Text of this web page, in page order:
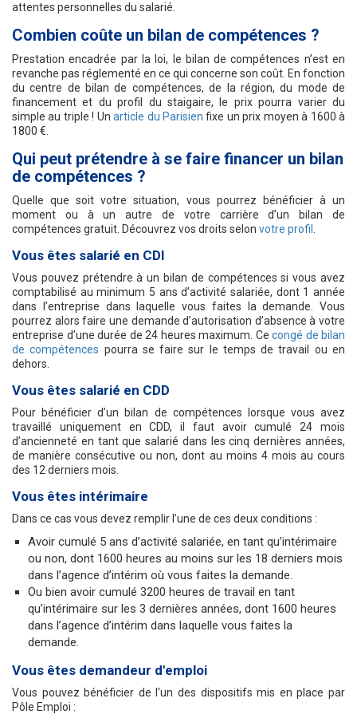
attentes personnelles du salarié.
Combien coûte un bilan de compétences ?
Prestation encadrée par la loi, le bilan de compétences n’est en
revanche pas réglementé en ce qui concerne son coût. En fonction
du centre de bilan de compétences, de la région, du mode de
financement et du profil du staigaire, le prix pourra varier du
simple au triple ! Unarticle du Parisien fixe un prix moyen à 1600 à
1800 €.
Qui peut prétendre à se faire financer un bilan
de compétences ?
Quelle que soit votre situation, vous pourrez bénéficier à un
moment ou à un autre de votre carrière d’un bilan de
compétences gratuit. Découvrez vos droits selon votre profil
Vous êtes salarié en CDI
Vous pouvez prétendre à un bilan de compétences si vous avez
comptabilisé au minimum 5 ans d’activité salariée, dont 1 année
dans l’entreprise dans laquelle vous faites la demande. Vous
pourrez alors faire une demande d’autorisation d’absence à votre
entreprise d’une durée de 24 heures maximum. Ce congé de bilan
de compétences pourra se faire sur le temps de travail ou en
dehors.
Vous êtes salarié en CDD
Pour bénéficier d’un bilan de compétences lorsque vous avez
travaillé uniquement en CDD, il faut avoir cumulé 24 mois
d’ancienneté en tant que salarié dans les cinq dernières années,
de manière consécutive ou non, dont au moins 4 mois au cours
des 12 derniers mois.
Vous êtes intérimaire
Dans ce cas vous devez remplir l’une de ces deux conditions :
Avoir cumulé 5 ans d’activité salariée, en tant qu’intérimaire
ou non, dont 1600 heures au moins sur les 18 derniers mois
dans l’agence d’intérim où vous faites la demande.
Ou bien avoir cumulé 3200 heures de travail en tant
qu’intérimaire sur les 3 dernières années, dont 1600 heures
dans l’agence d’intérim dans laquelle vous faites la
demande.
Vous êtes demandeur d'emploi
Vous pouvez bénéficier de l'un des dispositifs mis en place par
Pôle Emploi :